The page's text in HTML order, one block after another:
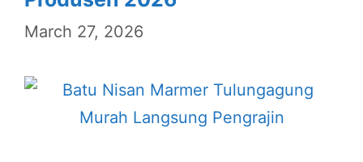
March 27, 2026